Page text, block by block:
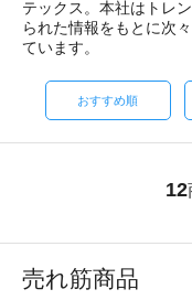
テックス。本社はトレ
られた情報をもとに次
ています。
おすすめ順
12
売れ筋商品